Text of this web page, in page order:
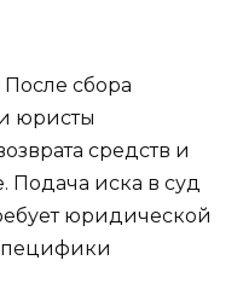
сбора
юристы
средств и
Подача иска в суд
юридической